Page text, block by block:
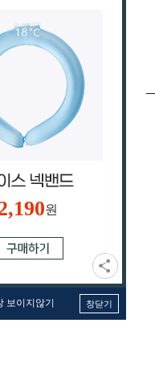
원
보이지않기 창닫기